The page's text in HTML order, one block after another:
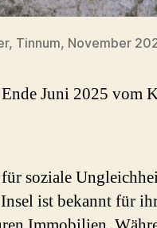
Tinnum, November
Juni 2025 vom
soziale
ist bekannt für